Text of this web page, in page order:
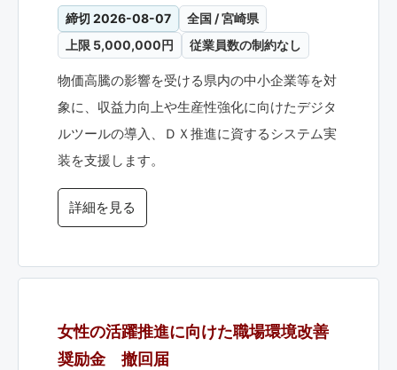
締切 2026-08-07
全国 / 宮崎県
上限 5,000,000円
従業員数の制約なし
物価高騰の影響を受ける県内の中小企業等を対
象に、収益力向上や生産性強化に向けたデジタ
ルツールの導入、ＤＸ推進に資するシステム実
装を支援します。
詳細を見る
女性の活躍推進に向けた職場環境改善
奨励金 撤回届